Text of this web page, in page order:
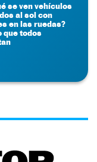
se ven vehículos
al sol con
en las ruedas?
que todos